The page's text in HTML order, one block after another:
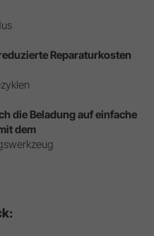
Reparaturkosten
die Beladung auf einfache
dem